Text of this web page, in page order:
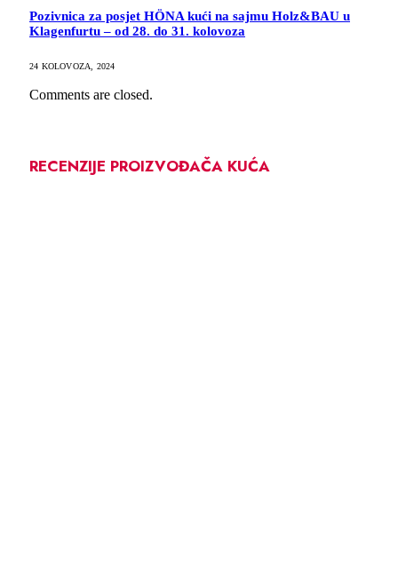
Pozivnica za posjet HÖNA kući na sajmu Holz&BAU u
Klagenfurtu – od 28. do 31. kolovoza
24 KOLOVOZA, 2024
Comments are closed.
RECENZIJE PROIZVOĐAČA KUĆA